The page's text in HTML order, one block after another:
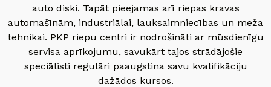
auto diski. Tapāt pieejamas arī riepas kravas
automašīnām, industriālai, lauksaimniecības un meža
tehnikai. PKP riepu centri ir nodrošināti ar mūsdienīgu
servisa aprīkojumu, savukārt tajos strādājošie
speciālisti regulāri paaugstina savu kvalifikāciju
dažādos kursos.